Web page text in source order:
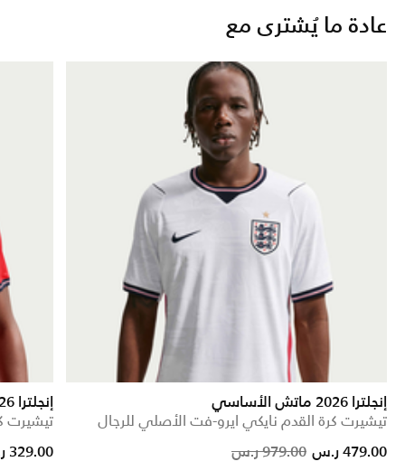
عادة ما يُشترى مع
إنجلترا 2026 ماتش الأساسي
تيشيرت كرة القدم نايكي ايرو-فت الأصلي للرجال
Price reduced from
979.00 ر.س to 479.00 ر.س
إنجلترا 2026 ستديوم الاحتياطي
تيشيرت
329.00 ر.س